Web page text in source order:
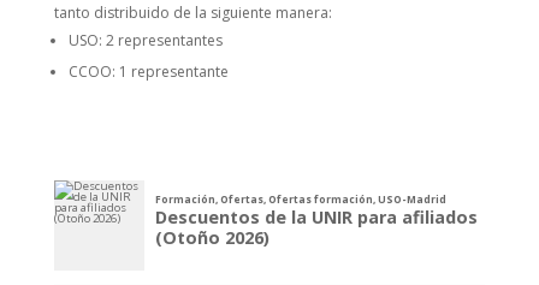
tanto distribuido de la siguiente manera:
USO: 2 representantes
CCOO: 1 representante